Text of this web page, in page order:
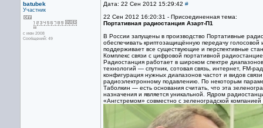
batubek
Участник
с июн 2008
Сообщений: 49
Дата: 22 Сен 2012 15:29:42 #
22 Сен 2012 16:20:31 - Присоединенная тема:
Портативная радиостанция Азарт-П1
В России запущены в производство Портативные
обеспечивать криптозащищённую передачу
поддерживает все существующие и перспективные
Комплекс связи с цифровой портативной
Радиостанция работает в широком спектре
технологий — спутник, сотовая связь, интернет, FM-
конфигурация нужных диапазонов частот и видов
радиоэлектронному подавлению. По некоторым
Таболкин — есть основания считать, что эта
назначения и является уникальной. Ядром
«Ангстремом» совместно с зеленоградской